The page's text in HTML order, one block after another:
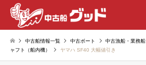
中古船情報一覧 中古ボート 中古漁船・業務船
ャフト（船内機）
ヤマハ SF40 大幅値引き